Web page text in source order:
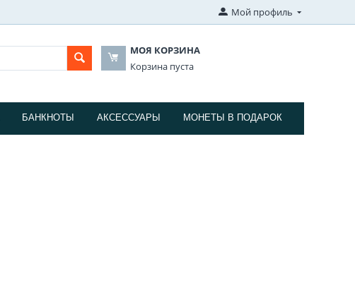
Мой профиль
МОЯ КОРЗИНА
Корзина пуста
БАНКНОТЫ АКСЕССУАРЫ МОНЕТЫ В ПОДАРОК